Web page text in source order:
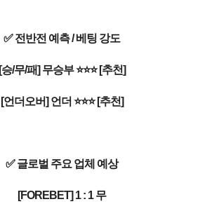
✅ 전반전 예측 / 베팅 강도
[승/무/패] 무승부 ⭐⭐⭐ [추천]
[언더오버] 언더 ⭐⭐⭐ [추천]
✅ 글로벌 주요 업체 예상
[FOREBET] 1 : 1 무